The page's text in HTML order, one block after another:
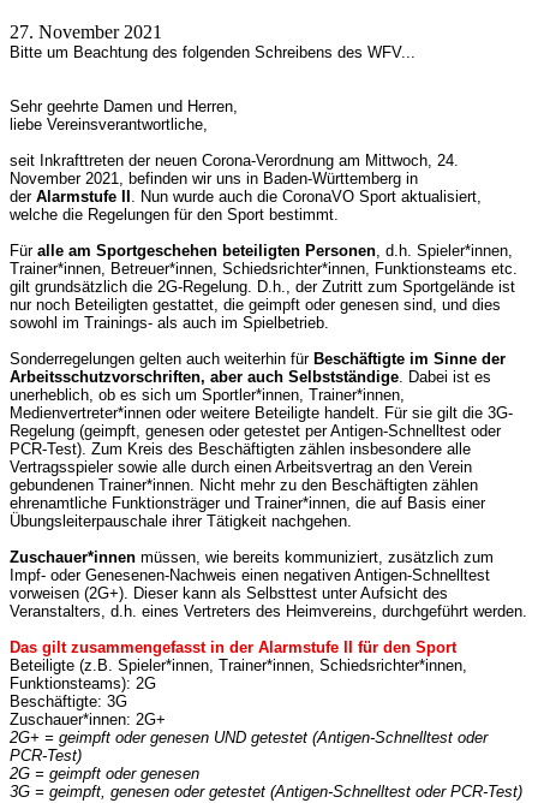
27. November 2021
Bitte um Beachtung des folgenden Schreibens des WFV...
Sehr geehrte Damen und Herren,
liebe Vereinsverantwortliche,
seit Inkrafttreten der neuen Corona-Verordnung am Mittwoch, 24.
November 2021, befinden wir uns in Baden-Württemberg in
der Alarmstufe II . Nun wurde auch die CoronaVO Sport aktualisiert,
welche die Regelungen für den Sport bestimmt.
Für alle am Sportgeschehen beteiligten Personen, d.h. Spieler*innen,
Trainer*innen, Betreuer*innen, Schiedsrichter*innen, Funktionsteams etc.
gilt grundsätzlich die 2G-Regelung. D.h., der Zutritt zum Sportgelände ist
nur noch Beteiligten gestattet, die geimpft oder genesen sind, und dies
sowohl im Trainings- als auch im Spielbetrieb.
Sonderregelungen gelten auch weiterhin für Beschäftigte im Sinne der
Arbeitsschutzvorschriften, aber auch Selbstständige. Dabei ist es
unerheblich, ob es sich um Sportler*innen, Trainer*innen,
Medienvertreter*innen oder weitere Beteiligte handelt. Für sie gilt die 3G-
Regelung (geimpft, genesen oder getestet per Antigen-Schnelltest oder
PCR-Test). Zum Kreis des Beschäftigten zählen insbesondere alle
Vertragsspieler sowie alle durch einen Arbeitsvertrag an den Verein
gebundenen Trainer*innen. Nicht mehr zu den Beschäftigten zählen
ehrenamtliche Funktionsträger und Trainer*innen, die auf Basis einer
Übungsleiterpauschale ihrer Tätigkeit nachgehen.
Zuschauer*innen müssen, wie bereits kommuniziert, zusätzlich zum
Impf- oder Genesenen-Nachweis einen negativen Antigen-Schnelltest
vorweisen (2G+). Dieser kann als Selbsttest unter Aufsicht des
Veranstalters, d.h. eines Vertreters des Heimvereins, durchgeführt werden.
Das gilt zusammengefasst in der Alarmstufe II für den Sport
Beteiligte (z.B. Spieler*innen, Trainer*innen, Schiedsrichter*innen,
Funktionsteams): 2G
Beschäftigte: 3G
Zuschauer*innen: 2G+
2G+ = geimpft oder genesen UND getestet (Antigen-Schnelltest oder
PCR-Test)
2G = geimpft oder genesen
3G = geimpft, genesen oder getestet (Antigen-Schnelltest oder PCR-Test)